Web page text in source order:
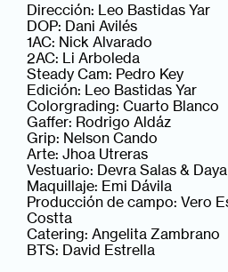
Dirección: Leo Bastidas Yar
DOP: Dani Avilés
1AC: Nick Alvarado
2AC: Li Arboleda
Steady Cam: Pedro Key
Edición: Leo Bastidas Yar
Colorgrading: Cuarto Blanco
Gaffer: Rodrigo Aldáz
Grip: Nelson Cando
Arte: Jhoa Utreras
Vestuario: Devra Salas &
Maquillaje: Emi Dávila
Producción de campo: Vero
Costta
Catering: Angelita Zambrano
BTS: David Estrella